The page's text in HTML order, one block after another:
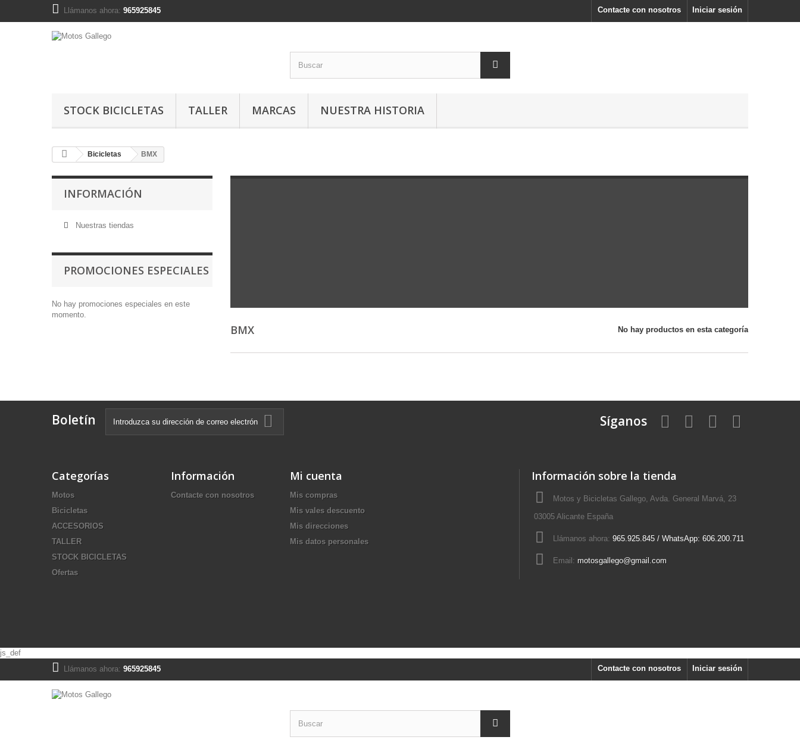
Iniciar sesión
Contacte con nosotros
Llámanos ahora: 965925845
STOCK BICICLETAS TALLER MARCAS NUESTRA HISTORIA
Bicicletas BMX
INFORMACIÓN
Nuestras tiendas
PROMOCIONES ESPECIALES
No hay promociones especiales en este
momento.
BMX No hay productos en esta categoría
Boletín Síganos
Categorías
Motos
Bicicletas
ACCESORIOS
TALLER
STOCK BICICLETAS
Ofertas
Información
Contacte con nosotros
Mi cuenta
Mis compras
Mis vales descuento
Mis direcciones
Mis datos personales
Información sobre la tienda
Motos y Bicicletas Gallego, Avda. General Marvá, 23
03005 Alicante España
Llámanos ahora: 965.925.845 / WhatsApp: 606.200.711
Email: motosgallego@gmail.com
js_def
Iniciar sesión
Contacte con nosotros
Llámanos ahora: 965925845